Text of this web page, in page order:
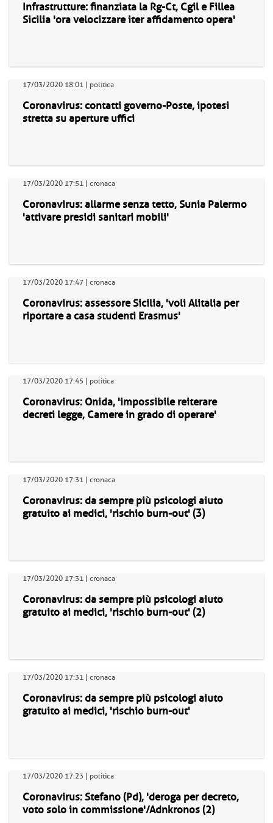
Infrastrutture: finanziata la Rg-Ct, Cgil e Fillea
Sicilia 'ora velocizzare iter affidamento opera'
17/03/2020 18:01 | politica
Coronavirus: contatti governo-Poste, ipotesi
stretta su aperture uffici
17/03/2020 17:51 | cronaca
Coronavirus: allarme senza tetto, Sunia Palermo
'attivare presidi sanitari mobili'
17/03/2020 17:47 | cronaca
Coronavirus: assessore Sicilia, 'voli Alitalia per
riportare a casa studenti Erasmus'
17/03/2020 17:45 | politica
Coronavirus: Onida, 'impossibile reiterare
decreti legge, Camere in grado di operare'
17/03/2020 17:31 | cronaca
Coronavirus: da sempre più psicologi aiuto
gratuito ai medici, 'rischio burn-out' (3)
17/03/2020 17:31 | cronaca
Coronavirus: da sempre più psicologi aiuto
gratuito ai medici, 'rischio burn-out' (2)
17/03/2020 17:31 | cronaca
Coronavirus: da sempre più psicologi aiuto
gratuito ai medici, 'rischio burn-out'
17/03/2020 17:23 | politica
Coronavirus: Stefano (Pd), 'deroga per decreto,
voto solo in commissione'/Adnkronos (2)